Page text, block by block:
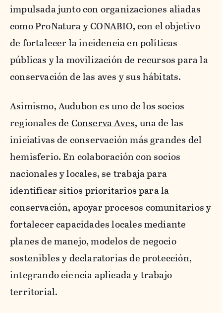
impulsada junto con organizaciones aliadas
como ProNatura y CONABIO, con el objetivo
de fortalecer la incidencia en políticas
públicas y la movilización de recursos para la
conservación de las aves y sus hábitats.
Asimismo, Audubon es uno de los socios
regionales de Conserva Aves, una de las
iniciativas de conservación más grandes del
hemisferio. En colaboración con socios
nacionales y locales, se trabaja para
identificar sitios prioritarios para la
conservación, apoyar procesos comunitarios y
fortalecer capacidades locales mediante
planes de manejo, modelos de negocio
sostenibles y declaratorias de protección,
integrando ciencia aplicada y trabajo
territorial.